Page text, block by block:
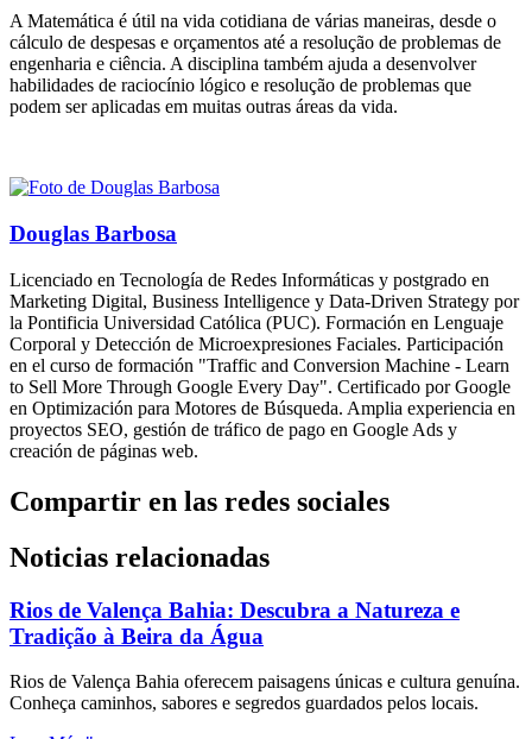
A Matemática é útil na vida cotidiana de várias maneiras, desde o
cálculo de despesas e orçamentos até a resolução de problemas de
engenharia e ciência. A disciplina também ajuda a desenvolver
habilidades de raciocínio lógico e resolução de problemas que
podem ser aplicadas em muitas outras áreas da vida.
Douglas Barbosa
Licenciado en Tecnología de Redes Informáticas y postgrado en
Marketing Digital, Business Intelligence y Data-Driven Strategy por
la Pontificia Universidad Católica (PUC). Formación en Lenguaje
Corporal y Detección de Microexpresiones Faciales. Participación
en el curso de formación "Traffic and Conversion Machine - Learn
to Sell More Through Google Every Day". Certificado por Google
en Optimización para Motores de Búsqueda. Amplia experiencia en
proyectos SEO, gestión de tráfico de pago en Google Ads y
creación de páginas web.
Compartir en las redes sociales
Noticias relacionadas
Rios de Valença Bahia: Descubra a Natureza e
Tradição à Beira da Água
Rios de Valença Bahia oferecem paisagens únicas e cultura genuína.
Conheça caminhos, sabores e segredos guardados pelos locais.